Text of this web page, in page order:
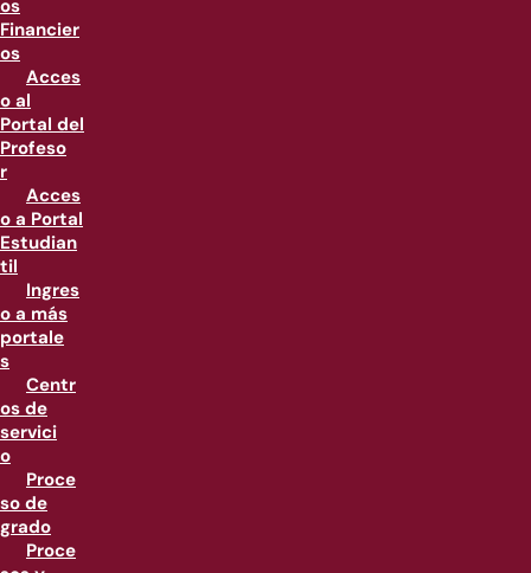
os
Financier
os
Acces
o al
Portal del
Profeso
r
Acces
o a Portal
Estudian
til
Ingres
o a más
portale
s
Centr
os de
servici
o
Proce
so de
grado
Proce